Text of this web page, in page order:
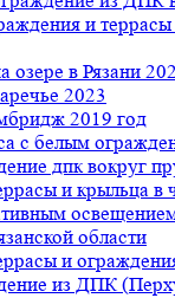
и террасы
озере в Рязани
2023
2019 год
с белым
дпк вокруг
и крыльца в
области
и
из ДПК